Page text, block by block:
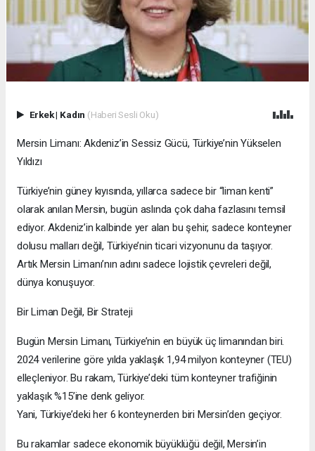
Erkek| Kadın (Haberi Sesli Oku)
Mersin Limanı: Akdeniz’in Sessiz Gücü, Türkiye’nin Yükselen
Yıldızı
Türkiye’nin güney kıyısında, yıllarca sadece bir “liman kenti”
olarak anılan Mersin, bugün aslında çok daha fazlasını temsil
ediyor. Akdeniz’in kalbinde yer alan bu şehir, sadece konteyner
dolusu malları değil, Türkiye’nin ticari vizyonunu da taşıyor.
Artık Mersin Limanı’nın adını sadece lojistik çevreleri değil,
dünya konuşuyor.
Bir Liman Değil, Bir Strateji
Bugün Mersin Limanı, Türkiye’nin en büyük üç limanından biri.
2024 verilerine göre yılda yaklaşık 1,94 milyon konteyner (TEU)
elleçleniyor. Bu rakam, Türkiye’deki tüm konteyner trafiğinin
yaklaşık %15’ine denk geliyor.
Yani, Türkiye’deki her 6 konteynerden biri Mersin’den geçiyor.
Bu rakamlar sadece ekonomik büyüklüğü değil, Mersin’in